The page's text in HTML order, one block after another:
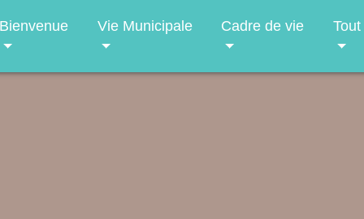
Bienvenue Vie Municipale Cadre de vie